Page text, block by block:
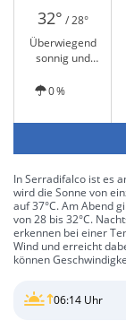
32° / 28°
Überwiegend
sonnig und
0 %
In Serradifalco ist es
wird die Sonne von
auf 37°C. Am Abend
von 28 bis 32°C.
erkennen bei einer
Wind und erreicht
können
06:14 Uhr